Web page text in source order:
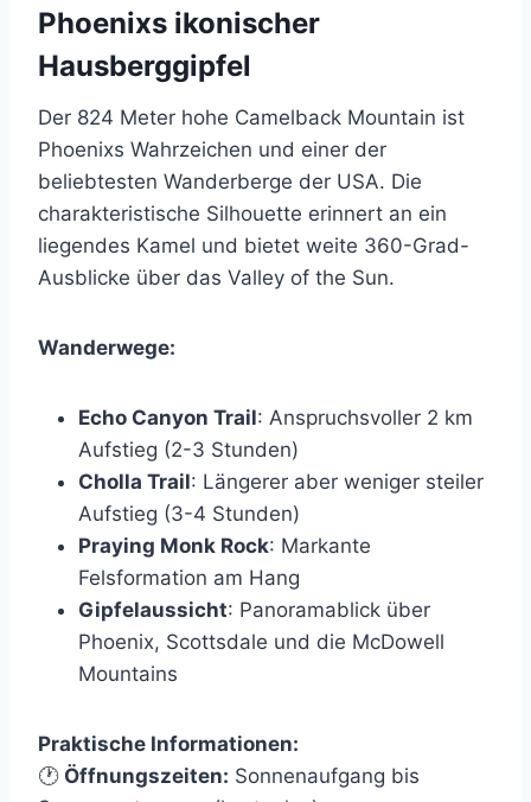
Phoenixs ikonischer
Hausberggipfel
Der 824 Meter hohe Camelback Mountain ist
Phoenixs Wahrzeichen und einer der
beliebtesten Wanderberge der USA. Die
charakteristische Silhouette erinnert an ein
liegendes Kamel und bietet weite 360-Grad-
Ausblicke über das Valley of the Sun.
Wanderwege:
Echo Canyon Trail: Anspruchsvoller 2 km
Aufstieg (2-3 Stunden)
Cholla Trail: Längerer aber weniger steiler
Aufstieg (3-4 Stunden)
Praying Monk Rock: Markante
Felsformation am Hang
Gipfelaussicht: Panoramablick über
Phoenix, Scottsdale und die McDowell
Mountains
Praktische Informationen:
🕐 Öffnungszeiten: Sonnenaufgang bis